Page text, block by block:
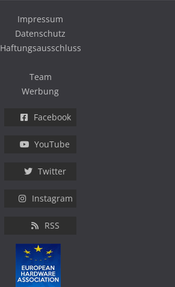
Impressum
Datenschutz
Haftungsausschluss
Team
Werbung
Facebook
YouTube
Twitter
Instagram
RSS